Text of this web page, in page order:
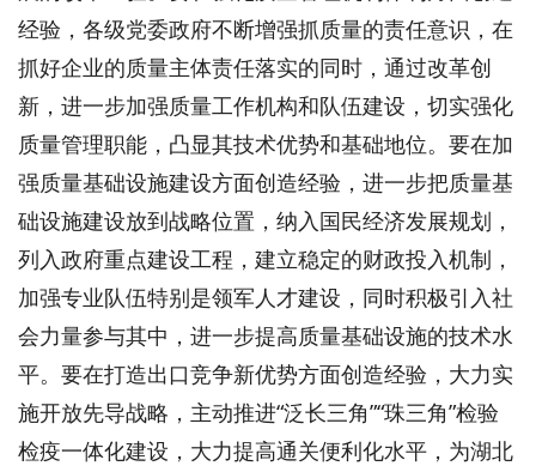
经验，各级党委政府不断增强抓质量的责任意识，在
抓好企业的质量主体责任落实的同时，通过改革创
新，进一步加强质量工作机构和队伍建设，切实强化
质量管理职能，凸显其技术优势和基础地位。要在加
强质量基础设施建设方面创造经验，进一步把质量基
础设施建设放到战略位置，纳入国民经济发展规划，
列入政府重点建设工程，建立稳定的财政投入机制，
加强专业队伍特别是领军人才建设，同时积极引入社
会力量参与其中，进一步提高质量基础设施的技术水
平。要在打造出口竞争新优势方面创造经验，大力实
施开放先导战略，主动推进“泛长三角”“珠三角”检验
检疫一体化建设，大力提高通关便利化水平，为湖北